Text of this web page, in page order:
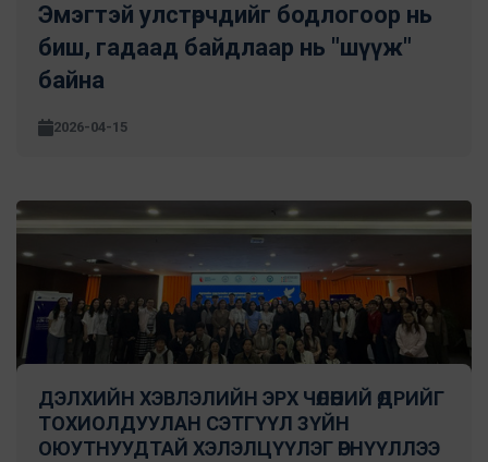
Эмэгтэй улстөрчдийг бодлогоор нь
биш, гадаад байдлаар нь "шүүж"
байна
2026-04-15
ДЭЛХИЙН ХЭВЛЭЛИЙН ЭРХ ЧӨЛӨӨНИЙ ӨДРИЙГ
ТОХИОЛДУУЛАН СЭТГҮҮЛ ЗҮЙН
ОЮУТНУУДТАЙ ХЭЛЭЛЦҮҮЛЭГ ӨРНҮҮЛЛЭЭ